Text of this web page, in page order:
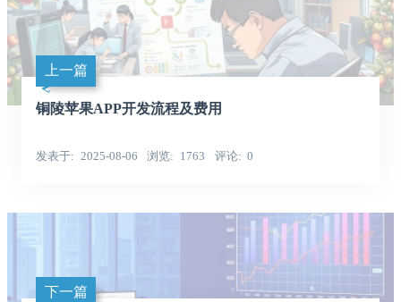
上一篇
铜陵苹果APP开发流程及费用
发表于 2025-08-06 浏览 1763 评论 0
下一篇